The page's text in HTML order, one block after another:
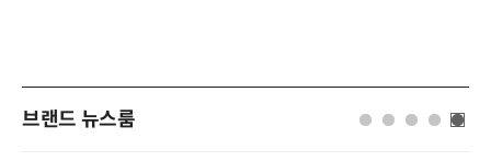
브랜드 뉴스룸